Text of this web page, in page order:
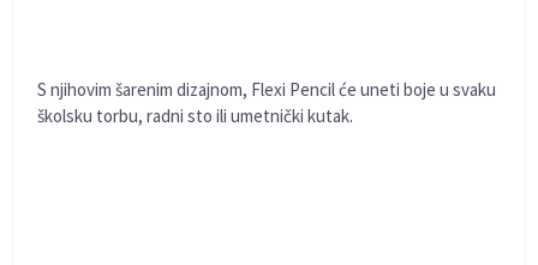
S njihovim šarenim dizajnom, Flexi Pencil će uneti boje u svaku
školsku torbu, radni sto ili umetnički kutak.